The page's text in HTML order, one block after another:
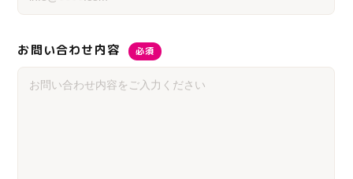
お問い合わせ内容 必須